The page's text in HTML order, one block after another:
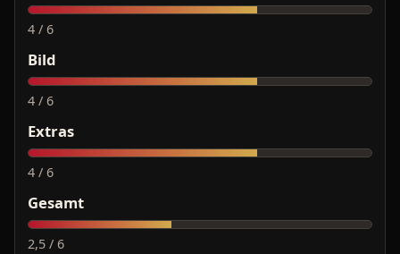
4 / 6
Bild
4 / 6
Extras
4 / 6
Gesamt
2,5 / 6